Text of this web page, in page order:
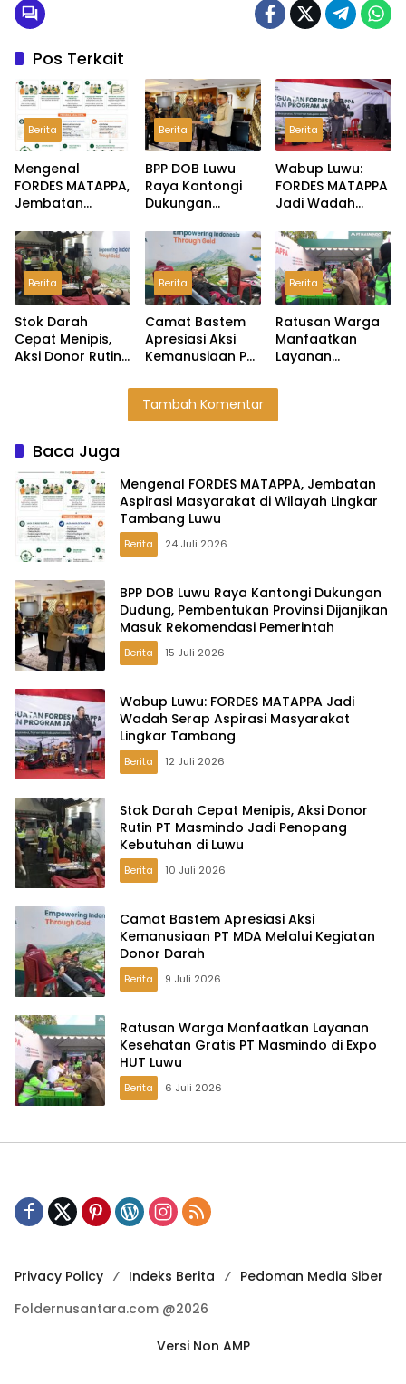
Pos Terkait
Berita
Mengenal
FORDES MATAPPA,
Jembatan
Masyarakat di
Wilayah Lingkar
Tambang Luwu
Berita
BPP DOB Luwu
Raya Kantongi
Dukungan
Pembentukan
Provinsi Dijanjikan
Masuk
Rekomendasi
Pemerintah
Berita
Wabup Luwu:
FORDES MATAPPA
Jadi Wadah
Masyarakat
Lingkar Tambang
Berita
Stok Darah
Cepat Menipis,
Aksi Donor Rutin
Berita
Camat Bastem
Apresiasi Aksi
Kemanusiaan PT
Kegiatan Donor
Darah
Berita
Ratusan Warga
Manfaatkan
Layanan
PT Masmindo di
Tambah Komentar
Baca Juga
Mengenal FORDES MATAPPA, Jembatan
Aspirasi Masyarakat di Wilayah Lingkar
Tambang Luwu
Berita 24 Juli 2026
BPP DOB Luwu Raya Kantongi Dukungan
Dudung, Pembentukan Provinsi Dijanjikan
Masuk Rekomendasi Pemerintah
Berita 15 Juli 2026
Wabup Luwu: FORDES MATAPPA Jadi
Wadah Serap Aspirasi Masyarakat
Lingkar Tambang
Berita 12 Juli 2026
Stok Darah Cepat Menipis, Aksi Donor
Rutin PT Masmindo Jadi Penopang
Kebutuhan di Luwu
Berita 10 Juli 2026
Camat Bastem Apresiasi Aksi
Kemanusiaan PT MDA Melalui Kegiatan
Donor Darah
Berita 9 Juli 2026
Ratusan Warga Manfaatkan Layanan
Kesehatan Gratis PT Masmindo di Expo
HUT Luwu
Berita 6 Juli 2026
Privacy Policy Indeks Berita
Pedoman Media Siber
Foldernusantara.com @2026
Versi Non AMP